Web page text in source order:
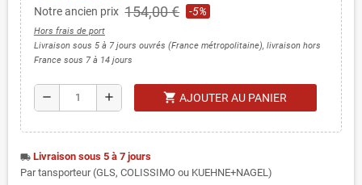
Notre ancien prix 154,00 € -5%
Hors frais de port
Livraison sous 5 à 7 jours ouvrés (France métropolitaine), livraison hors
France sous 7 à 14 jours
remove add shopping_cart AJOUTER AU PANIER
local_shipping Livraison sous 5 à 7 jours
Par tansporteur (GLS, COLISSIMO ou KUEHNE+NAGEL)